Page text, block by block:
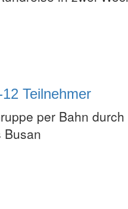
Teilnehmer
per Bahn
Busan